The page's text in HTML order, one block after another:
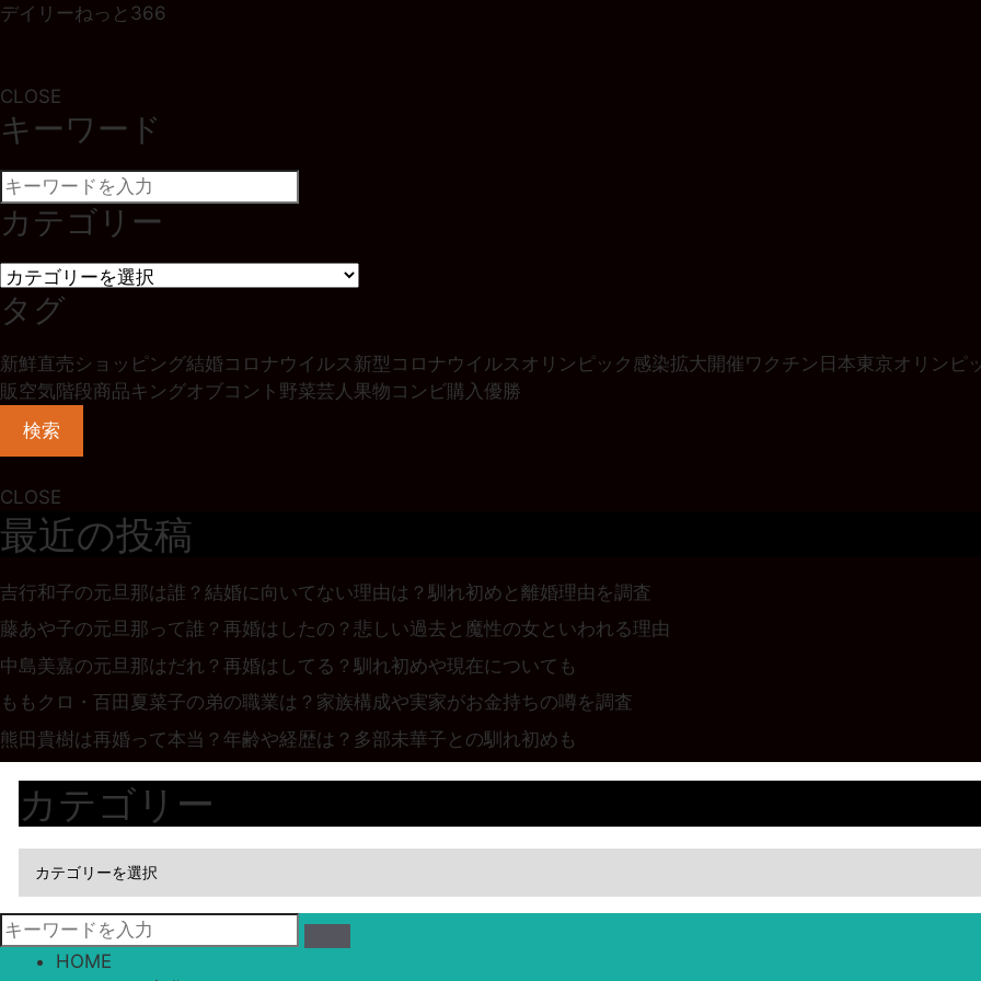
デイリーねっと366
CLOSE
キーワード
カテゴリー
タグ
新鮮直売ショッピング結婚 コロナウイルス 新型コロナウイルス オリンピック 感染拡大開催ワクチン 日本東京オリンピ
販 空気階段商品キングオブコント 野菜芸人 果物 コンビ購入 優勝
検索
CLOSE
最近の投稿
吉行和子の元旦那は誰？結婚に向いてない理由は？馴れ初めと離婚理由を調査
藤あや子の元旦那って誰？再婚はしたの？悲しい過去と魔性の女といわれる理由
中島美嘉の元旦那はだれ？再婚はしてる？馴れ初めや現在についても
ももクロ・百田夏菜子の弟の職業は？家族構成や実家がお金持ちの噂を調査
熊田貴樹は再婚って本当？年齢や経歴は？多部未華子との馴れ初めも
カテゴリー
HOME